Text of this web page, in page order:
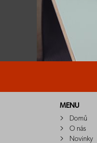
MENU
Domů
O nás
Novinky